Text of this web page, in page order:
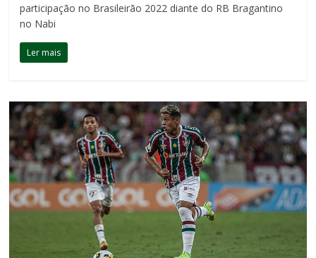
participação no Brasileirão 2022 diante do RB Bragantino
no Nabi
Ler mais